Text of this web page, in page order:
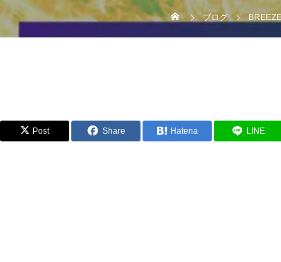
ブログ
Post Share Hatena LINE